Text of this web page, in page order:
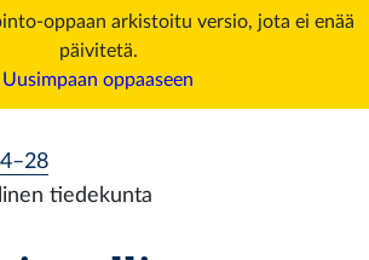
oppaan arkistoitu versio, jota ei enää
päivitetä.
Uusimpaan oppaaseen
tiedekunta